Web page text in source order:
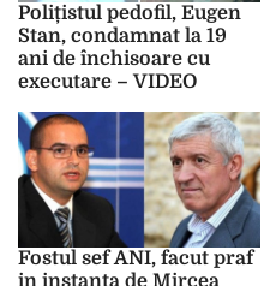
Polițistul pedofil, Eugen
Stan, condamnat la 19
ani de închisoare cu
executare – VIDEO
Fostul sef ANI, facut praf
in instanta de Mircea